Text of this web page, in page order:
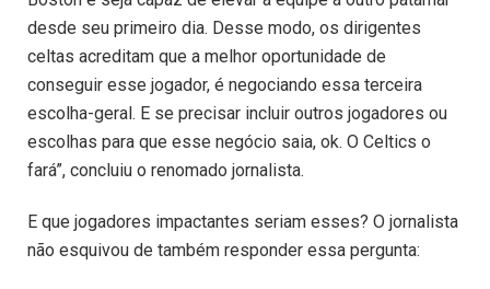
desde seu primeiro dia. Desse modo, os dirigentes
celtas acreditam que a melhor oportunidade de
conseguir esse jogador, é negociando essa terceira
escolha-geral. E se precisar incluir outros jogadores ou
escolhas para que esse negócio saia, ok. O Celtics o
fará”, concluiu o renomado jornalista.
E que jogadores impactantes seriam esses? O jornalista
não esquivou de também responder essa pergunta: